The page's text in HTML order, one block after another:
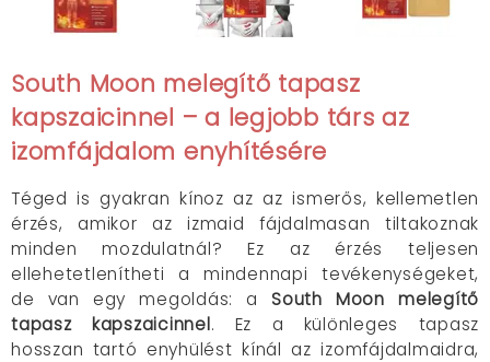
South Moon melegítő tapasz
kapszaicinnel – a legjobb társ az
izomfájdalom enyhítésére
Téged is gyakran kínoz az az ismerős, kellemetlen
érzés, amikor az izmaid fájdalmasan tiltakoznak
minden mozdulatnál? Ez az érzés teljesen
ellehetetlenítheti a mindennapi tevékenységeket,
de van egy megoldás: a South Moon melegítő
tapasz kapszaicinnel. Ez a különleges tapasz
hosszan tartó enyhülést kínál az izomfájdalmaidra,